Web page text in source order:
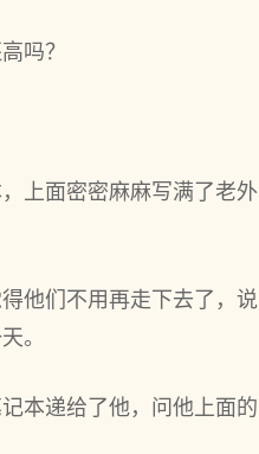
吗？
上面密密麻麻写满了老外
他们不用再走下去了，说
。
本递给了他，问他上面的